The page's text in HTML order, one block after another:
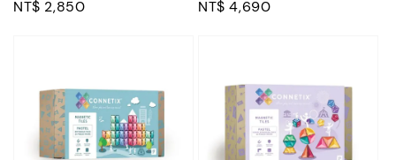
Regular
NT$ 2,850
Regular
NT$ 4,690